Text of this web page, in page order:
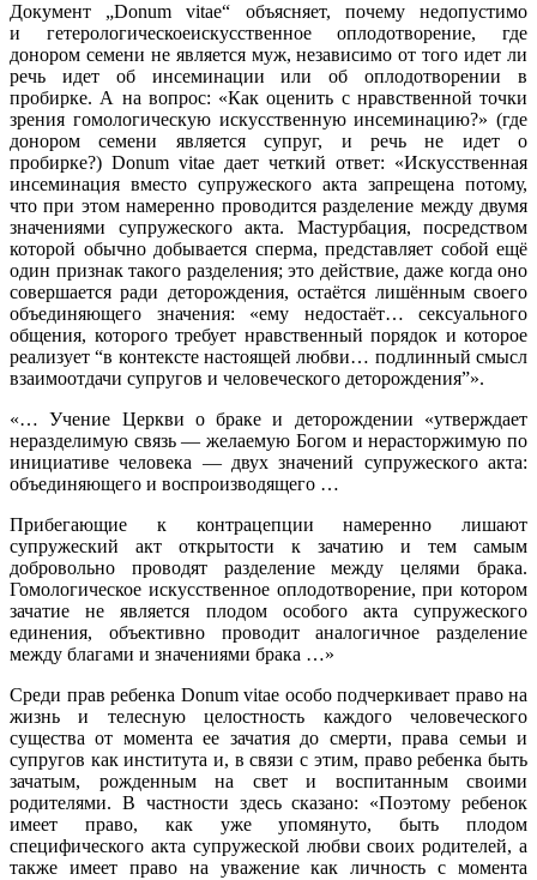
Документ „Donum vitae“ объясняет, почему недопустимо
и гетерологическоеискусственное оплодотворение, где
донором семени не является муж, независимо от того идет ли
речь идет об инсеминации или об оплодотворении в
пробирке. А на вопрос: «Как оценить с нравственной точки
зрения гомологическую искусственную инсеминацию?» (где
донором семени является супруг, и речь не идет о
пробирке?) Donum vitae дает четкий ответ: «Искусственная
инсеминация вместо супружеского акта запрещена потому,
что при этом намеренно проводится разделение между двумя
значениями супружеского акта. Мастурбация, посредством
которой обычно добывается сперма, представляет собой ещё
один признак такого разделения; это действие, даже когда оно
совершается ради деторождения, остаётся лишённым своего
объединяющего значения: «ему недостаёт… сексуального
общения, которого требует нравственный порядок и которое
реализует “в контексте настоящей любви… подлинный смысл
взаимоотдачи супругов и человеческого деторождения”».
«… Учение Церкви о браке и деторождении «утверждает
неразделимую связь — желаемую Богом и нерасторжимую по
инициативе человека — двух значений супружеского акта:
объединяющего и воспроизводящего …
Прибегающие к контрацепции намеренно лишают
супружеский акт открытости к зачатию и тем самым
добровольно проводят разделение между целями брака.
Гомологическое искусственное оплодотворение, при котором
зачатие не является плодом особого акта супружеского
единения, объективно проводит аналогичное разделение
между благами и значениями брака …»
Среди прав ребенка Donum vitae особо подчеркивает право на
жизнь и телесную целостность каждого человеческого
существа от момента ее зачатия до смерти, права семьи и
супругов как института и, в связи с этим, право ребенка быть
зачатым, рожденным на свет и воспитанным своими
родителями. В частности здесь сказано: «Поэтому ребенок
имеет право, как уже упомянуто, быть плодом
специфического акта супружеской любви своих родителей, а
также имеет право на уважение как личность с момента